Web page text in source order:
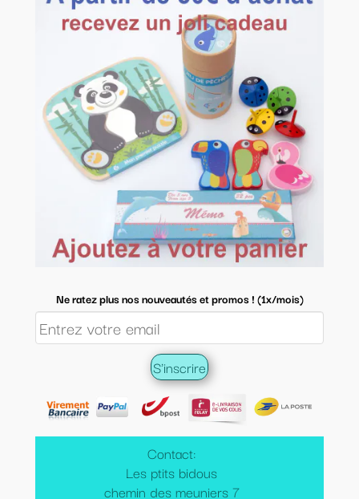
Contact:
Les ptits bidous
chemin des meuniers 7
Ne ratez plus nos nouveautés et promos ! (1x/mois)